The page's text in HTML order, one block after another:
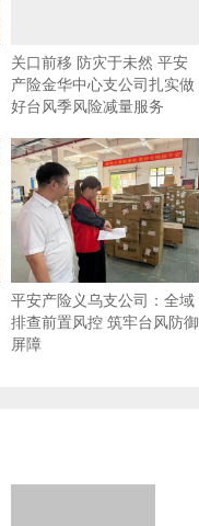
关口前移 防灾于未然 平安
产险金华中心支公司扎实做
好台风季风险减量服务
平安产险义乌支公司：全域
排查前置风控 筑牢台风防御
屏障